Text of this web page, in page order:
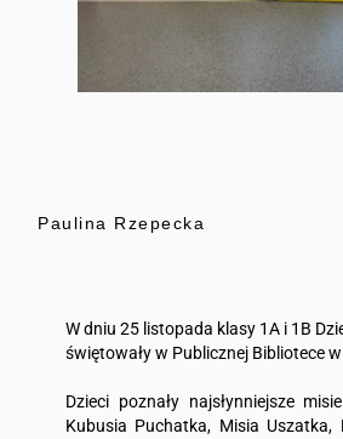
Paulina Rzepecka
W dniu 25 listopada klasy 1A i 1B
świętowały w Publicznej Bibliotece
Dzieci poznały najsłynniejsze
Kubusia Puchatka, Misia Uszatka,